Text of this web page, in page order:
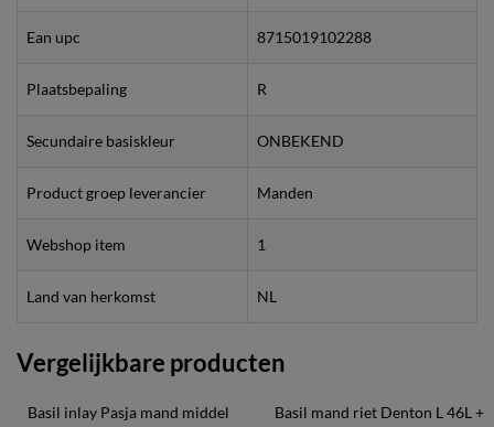
Ean upc 8715019102288
Plaatsbepaling R
Secundaire basiskleur ONBEKEND
Product groep leverancier Manden
Webshop item 1
Land van herkomst NL
Vergelijkbare producten
Basil inlay Pasja mand middel
Basil mand riet Denton L 46L +